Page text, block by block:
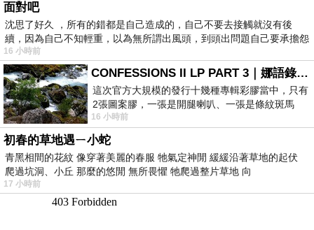
面對吧
沈思了好久 ，所有的錯都是自己造成的，自己不要去接觸就沒有後
續，因為自己不知輕重，以為無所謂出風頭，到頭出問題自己要承擔怨
不
16 小時前
CONFESSIONS II LP PART 3｜娜語錄II LP PART 3
這次官方大規模的發行十幾種專輯彩膠當中，只有
2張圖案膠，一張是開腿喇叭、一張是條紋斑馬
版；目前官網上只剩澳洲商店AU STORE
16 小時前
初春的草地遇ㄧ小蛇
青黑相間的花紋 像穿著美麗的春服 牠氣定神閒 緩緩沿著草地的起伏
爬過坑洞、小丘 那麼的悠閒 無所畏懼 牠爬過整片草地 向
17 小時前